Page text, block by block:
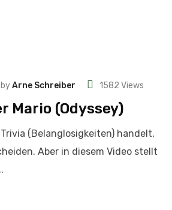
byArne Schreiber 1582 Views
Mario (Odyssey)
(Belanglosigkeiten) handelt,
Aber in diesem Video stellt